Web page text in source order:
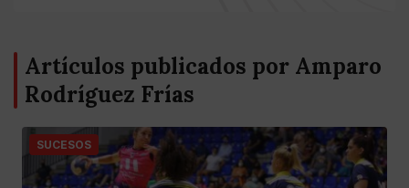
Artículos publicados por Amparo
Rodríguez Frías
SUCESOS